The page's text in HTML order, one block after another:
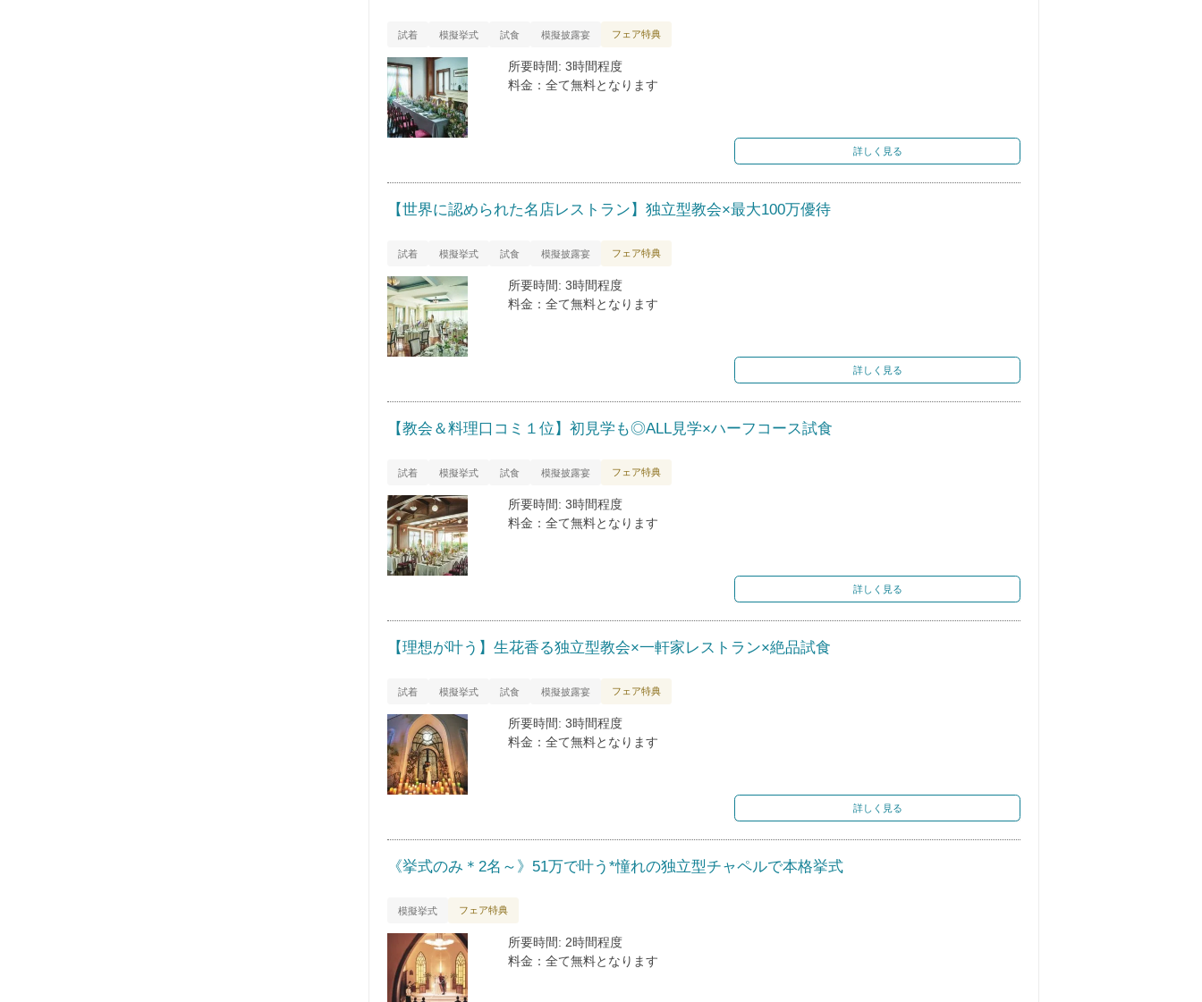
試着 模擬挙式 試食 模擬披露宴 フェア特典
所要時間: 3時間程度
料金：全て無料となります
詳しく見る
【世界に認められた名店レストラン】独立型教会×最大100万優待
試着 模擬挙式 試食 模擬披露宴 フェア特典
所要時間: 3時間程度
料金：全て無料となります
詳しく見る
【教会＆料理口コミ１位】初見学も◎ALL見学×ハーフコース試食
試着 模擬挙式 試食 模擬披露宴 フェア特典
所要時間: 3時間程度
料金：全て無料となります
詳しく見る
【理想が叶う】生花香る独立型教会×一軒家レストラン×絶品試食
試着 模擬挙式 試食 模擬披露宴 フェア特典
所要時間: 3時間程度
料金：全て無料となります
詳しく見る
《挙式のみ＊2名～》51万で叶う*憧れの独立型チャペルで本格挙式
模擬挙式 フェア特典
所要時間: 2時間程度
料金：全て無料となります